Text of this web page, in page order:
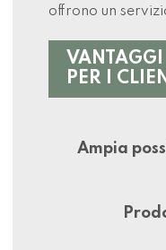
offrono un
VANTAGGI
PER I
Ampia